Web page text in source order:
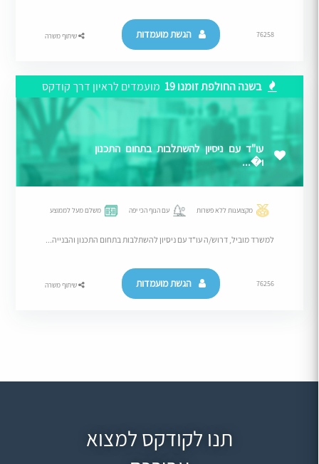
76258 הגשת מועמדות שיתוף משרה
בשנה החולפת זומנו 19 מועמדים לראיון דרך קודקס
עו"ד עם ניסיון להשתלבות בתחום התכנון
ו�...
מקצוענות ללא פשרות עם הנוף הכי יפה משלם מעל לממוצע
למשרד מוביל, דרוש/ה עו"ד עם ניסיון להשתלבות בתחום התכנון והבנייה...
76256 הגשת מועמדות שיתוף משרה
תנו לקודקס למצוא